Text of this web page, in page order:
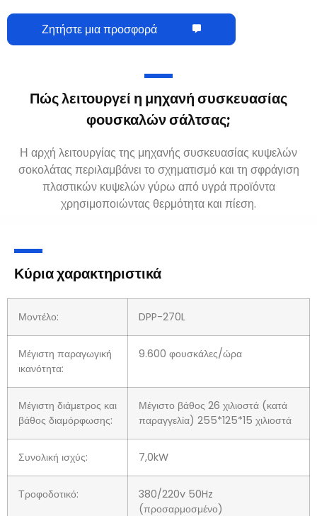
Ζητήστε μια προσφορά
Πώς λειτουργεί η μηχανή συσκευασίας
φουσκαλών σάλτσας;
Η αρχή λειτουργίας της μηχανής συσκευασίας κυψελών
σοκολάτας περιλαμβάνει το σχηματισμό και τη σφράγιση
πλαστικών κυψελών γύρω από υγρά προϊόντα
χρησιμοποιώντας θερμότητα και πίεση.
Κύρια χαρακτηριστικά
Μοντέλο: DPP-270L
Μέγιστη παραγωγική
ικανότητα:
9.600 φουσκάλες/ώρα
Μέγιστη διάμετρος και
βάθος διαμόρφωσης:
Μέγιστο βάθος 26 χιλιοστά (κατά
παραγγελία) 255*125*15 χιλιοστά
Συνολική ισχύς: 7,0kW
Τροφοδοτικό:
380/220v 50Hz
(προσαρμοσμένο)